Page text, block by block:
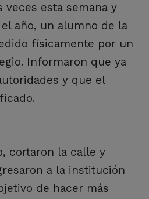
veces esta semana y
año, un alumno de la
físicamente por un
Informaron que ya
y que el
cortaron la calle y
a la institución
de hacer más